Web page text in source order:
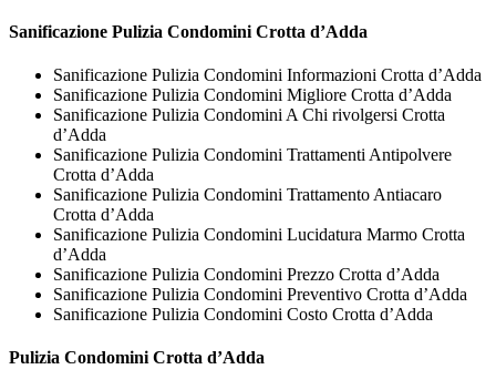
Sanificazione Pulizia Condomini Crotta d’Adda
Sanificazione Pulizia Condomini Informazioni Crotta d’Adda
Sanificazione Pulizia Condomini Migliore Crotta d’Adda
Sanificazione Pulizia Condomini A Chi rivolgersi Crotta
d’Adda
Sanificazione Pulizia Condomini Trattamenti Antipolvere
Crotta d’Adda
Sanificazione Pulizia Condomini Trattamento Antiacaro
Crotta d’Adda
Sanificazione Pulizia Condomini Lucidatura Marmo Crotta
d’Adda
Sanificazione Pulizia Condomini Prezzo Crotta d’Adda
Sanificazione Pulizia Condomini Preventivo Crotta d’Adda
Sanificazione Pulizia Condomini Costo Crotta d’Adda
Pulizia Condomini Crotta d’Adda